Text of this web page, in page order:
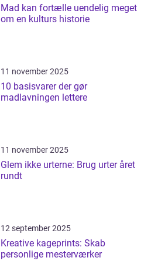
Mad kan fortælle uendelig meget
om en kulturs historie
11 november 2025
10 basisvarer der gør
madlavningen lettere
11 november 2025
Glem ikke urterne: Brug urter året
rundt
12 september 2025
Kreative kageprints: Skab
personlige mesterværker